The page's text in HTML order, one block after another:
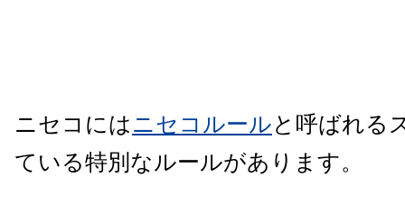
ニセコにはニセコルールと呼ばれる
ている特別なルールがあります。